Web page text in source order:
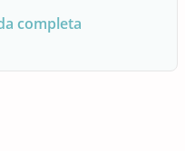
completa